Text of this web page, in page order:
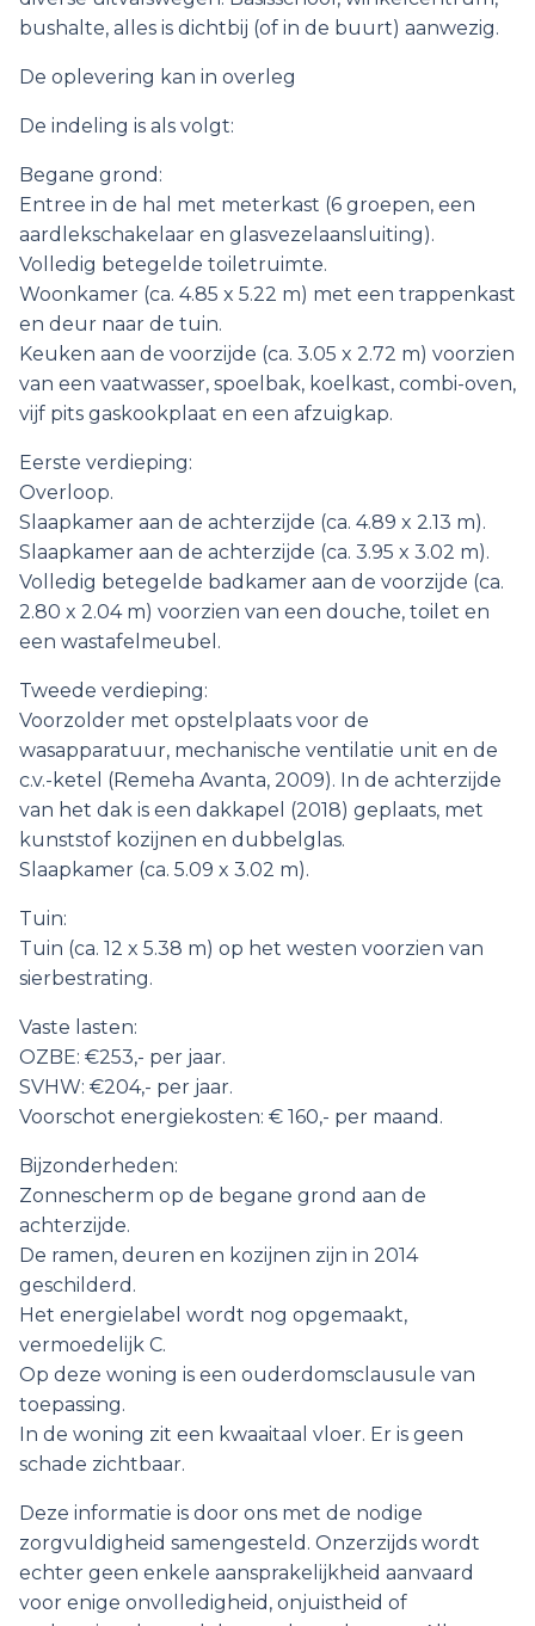
bushalte, alles is dichtbij (of in de buurt) aanwezig.
De oplevering kan in overleg
De indeling is als volgt:
Begane grond:
Entree in de hal met meterkast (6 groepen, een
aardlekschakelaar en glasvezelaansluiting).
Volledig betegelde toiletruimte.
Woonkamer (ca. 4.85 x 5.22 m) met een trappenkast
en deur naar de tuin.
Keuken aan de voorzijde (ca. 3.05 x 2.72 m) voorzien
van een vaatwasser, spoelbak, koelkast, combi-oven,
vijf pits gaskookplaat en een afzuigkap.
Eerste verdieping:
Overloop.
Slaapkamer aan de achterzijde (ca. 4.89 x 2.13 m).
Slaapkamer aan de achterzijde (ca. 3.95 x 3.02 m).
Volledig betegelde badkamer aan de voorzijde (ca.
2.80 x 2.04 m) voorzien van een douche, toilet en
een wastafelmeubel.
Tweede verdieping:
Voorzolder met opstelplaats voor de
wasapparatuur, mechanische ventilatie unit en de
c.v.-ketel (Remeha Avanta, 2009). In de achterzijde
van het dak is een dakkapel (2018) geplaats, met
kunststof kozijnen en dubbelglas.
Slaapkamer (ca. 5.09 x 3.02 m).
Tuin:
Tuin (ca. 12 x 5.38 m) op het westen voorzien van
sierbestrating.
Vaste lasten:
OZBE: €253,- per jaar.
SVHW: €204,- per jaar.
Voorschot energiekosten: € 160,- per maand.
Bijzonderheden:
Zonnescherm op de begane grond aan de
achterzijde.
De ramen, deuren en kozijnen zijn in 2014
geschilderd.
Het energielabel wordt nog opgemaakt,
vermoedelijk C.
Op deze woning is een ouderdomsclausule van
toepassing.
In de woning zit een kwaaitaal vloer. Er is geen
schade zichtbaar.
Deze informatie is door ons met de nodige
zorgvuldigheid samengesteld. Onzerzijds wordt
echter geen enkele aansprakelijkheid aanvaard
voor enige onvolledigheid, onjuistheid of